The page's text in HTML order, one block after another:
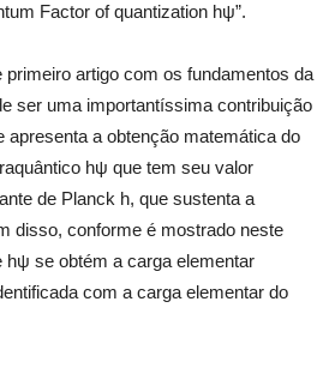
Factor of quantization hψ”.
primeiro artigo com os fundamentos da
ser uma importantíssima contribuição
apresenta a obtenção matemática do
hψ que tem seu valor
de Planck h, que sustenta a
disso, conforme é mostrado neste
hψ se obtém a carga elementar
com a carga elementar do